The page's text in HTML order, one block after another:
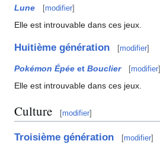
Lune
[modifier]
Elle est introuvable dans ces jeux.
Huitième génération [modifier]
Pokémon Épée et Bouclier [modifier]
Elle est introuvable dans ces jeux.
Culture [modifier]
Troisième génération [modifier]